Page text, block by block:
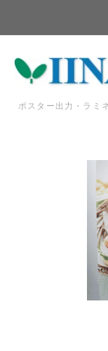
ポスター出力・ラミ